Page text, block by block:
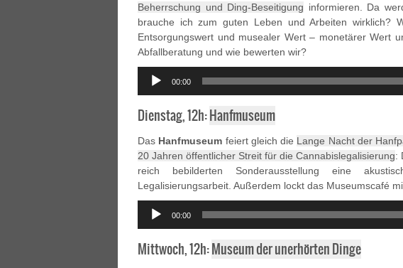
Beherrschung und Ding-Beseitigung informieren. Da
brauche ich zum guten Leben und Arbeiten wirklich?
Entsorgungswert und musealer Wert – monetärer Wert
Abfallberatung und wie bewerten wir?
Audio
Player
00:00
Dienstag, 12h:Hanfmuseum
Das Hanfmuseum feiert gleich die Lange Nacht der
20 Jahren öffentlicher Streit für die Cannabislegalisierung:
reich bebilderten Sonderausstellung eine
Legalisierungsarbeit. Außerdem lockt das Museumscafé
Audio
Player
00:00
Mittwoch, 12h:Museum der unerhörten Dinge